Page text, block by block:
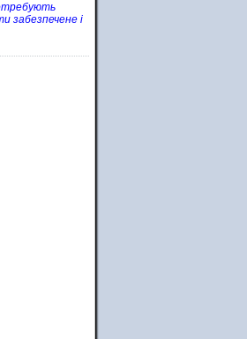
забезпечене і